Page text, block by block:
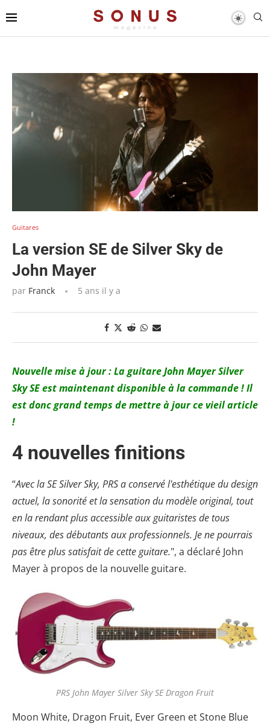
Guitares
La version SE de Silver Sky de
John Mayer
par Franck 5 ans il y a
Nouvelle mise à jour : La guitare John Mayer Silver
Sky SE est maintenant disponible à la commande ! Il
est donc grand temps de mettre à jour ce vieil article
!
4 nouvelles finitions
“Avec la SE Silver Sky, PRS a conservé l'esthétique du design
actuel, la sonorité et la sensation du modèle original, tout
en la rendant plus accessible aux guitaristes de tous
niveaux, des débutants aux professionnels. Je ne pourrais
pas être plus satisfait de cette guitare.", a déclaré John
Mayer à propos de la nouvelle guitare.
PRS John Mayer Silver Sky SE Dragon Fruit
Moon White, Dragon Fruit, Ever Green et Stone Blue